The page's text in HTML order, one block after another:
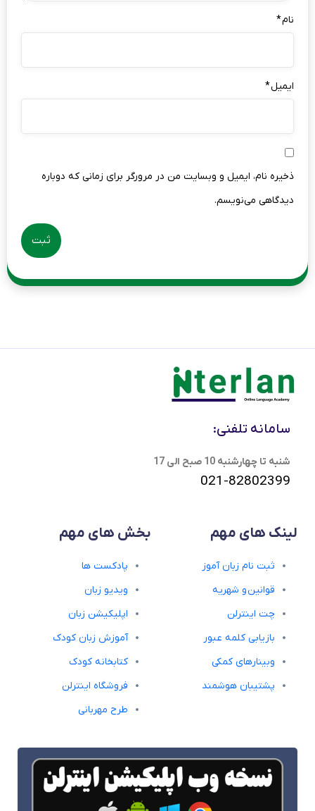
نام*
ایمیل*
ذخیره نام، ایمیل و وبسایت من در مرورگر برای زمانی که دوباره
دیدگاهی می‌نویسم.
سامانه تلفنی:
شنبه تا چهارشنبه 10 صبح الی 17
021-82802399
لینک های مهم
ثبت نام زبان آموز
قوانین و شهریه
چت اینترلن
بازیابی کلمه عبور
وبینارهای کمکی
پشتیبان هوشمند
بخش های مهم
پادکست ها
ویدیو زبان
اپلیکیشن زبان
آموزش زبان کودک
کتابخانه کودک
فروشگاه اینترلن
طرح مهربانی